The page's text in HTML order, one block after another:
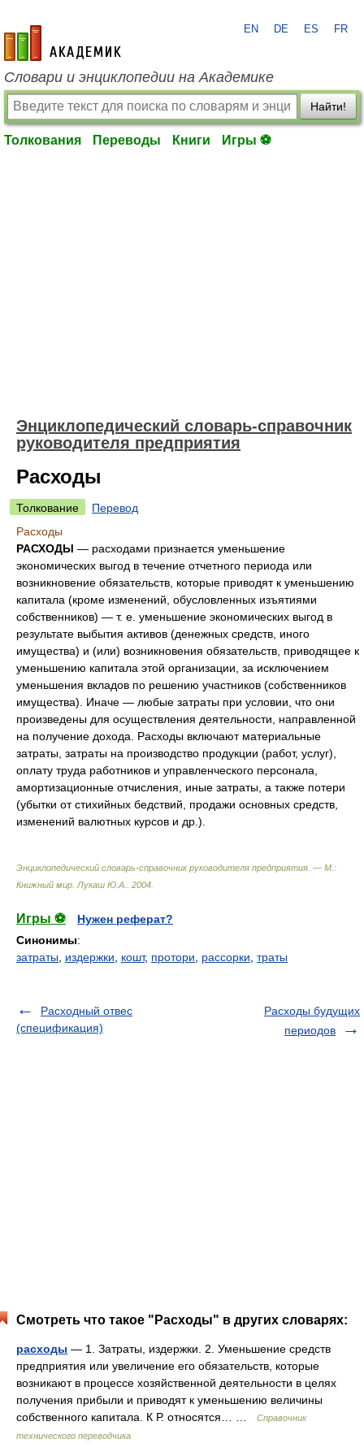
academic.ru
EN DE ES FR
Словари и энциклопедии на Академике
Найти!
Толкования Переводы Книги Игры ⚽
Энциклопедический словарь-справочник
руководителя предприятия
Расходы
Толкование
Перевод
Расходы
РАСХОДЫ — расходами признается уменьшение
экономических выгод в течение отчетного периода или
возникновение обязательств, которые приводят к уменьшению
капитала (кроме изменений, обусловленных изъятиями
собственников) — т. е. уменьшение экономических выгод в
результате выбытия активов (денежных средств, иного
имущества) и (или) возникновения обязательств, приводящее к
уменьшению капитала этой организации, за исключением
уменьшения вкладов по решению участников (собственников
имущества). Иначе — любые затраты при условии, что они
произведены для осуществления деятельности, направленной
на получение дохода. Расходы включают материальные
затраты, затраты на производство продукции (работ, услуг),
оплату труда работников и управленческого персонала,
амортизационные отчисления, иные затраты, а также потери
(убытки от стихийных бедствий, продажи основных средств,
изменений валютных курсов и др.).
Энциклопедический словарь-справочник руководителя предприятия. — М.:
Книжный мир Лукаш Ю.А. 2004
Игры ⚽
Нужен реферат?
Синонимы:
затраты
издержки кошт, протори рассорки траты
Расходный отвес
(спецификация)
Расходы будущих
периодов
Смотреть что такое "Расходы" в других словарях:
расходы — 1. Затраты, издержки. 2. Уменьшение средств
предприятия или увеличение его обязательств, которые
возникают в процессе хозяйственной деятельности в целях
получения прибыли и приводят к уменьшению величины
собственного капитала. К Р. относятся… …
Справочник
технического переводчика